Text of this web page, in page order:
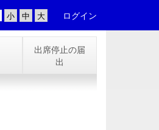
ログイン
出席停止の届
出